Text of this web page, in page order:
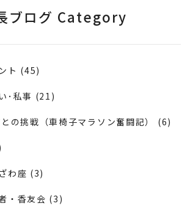
ブログ Category
ト (45)
･私事 (21)
の挑戦（車椅子マラソン奮闘記） (6)
わ座 (3)
・香友会 (3)